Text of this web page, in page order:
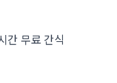
간 무료 간식